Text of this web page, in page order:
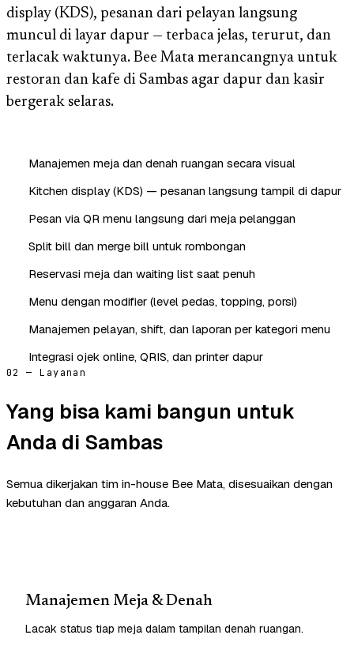
display (KDS), pesanan dari pelayan langsung
muncul di layar dapur — terbaca jelas, terurut, dan
terlacak waktunya. Bee Mata merancangnya untuk
restoran dan kafe di Sambas agar dapur dan kasir
bergerak selaras.
Manajemen meja dan denah ruangan secara visual
Kitchen display (KDS) — pesanan langsung tampil di dapur
Pesan via QR menu langsung dari meja pelanggan
Split bill dan merge bill untuk rombongan
Reservasi meja dan waiting list saat penuh
Menu dengan modifier (level pedas, topping, porsi)
Manajemen pelayan, shift, dan laporan per kategori menu
Integrasi ojek online, QRIS, dan printer dapur
02 — Layanan
Yang bisa kami bangun untuk
Anda di Sambas
Semua dikerjakan tim in-house Bee Mata, disesuaikan dengan
kebutuhan dan anggaran Anda.
Manajemen Meja & Denah
Lacak status tiap meja dalam tampilan denah ruangan.